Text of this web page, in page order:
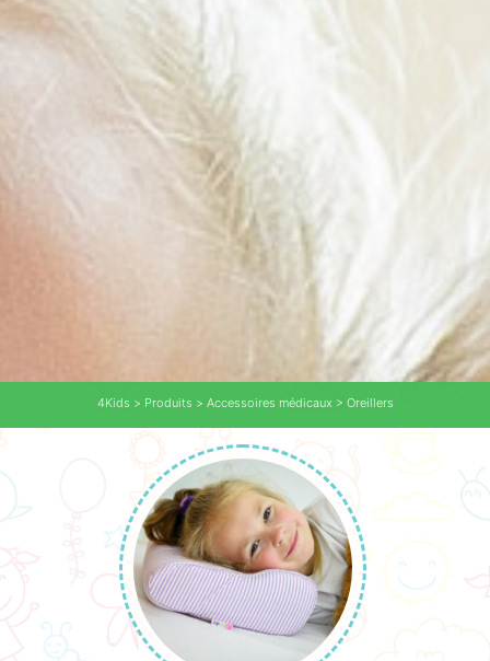
4Kids > Produits > Accessoires médicaux > Oreillers